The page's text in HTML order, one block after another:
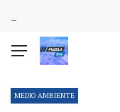
MEDIO AMBIENTE